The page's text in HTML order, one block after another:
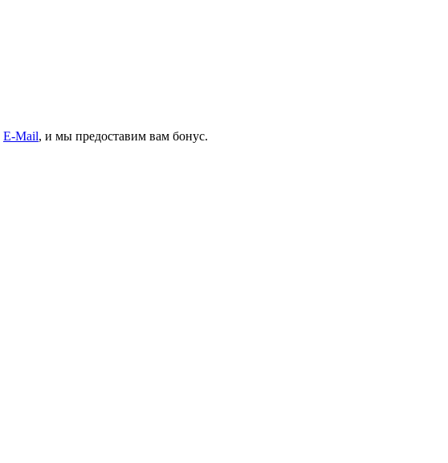
E-Mail, и мы предоставим вам бонус.